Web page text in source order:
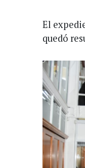
El
quedó